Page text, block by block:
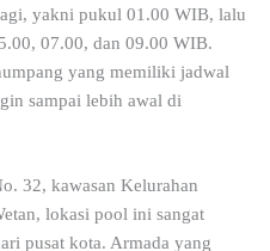
yakni pukul 01.00 WIB, lalu
07.00, dan 09.00 WIB.
yang memiliki jadwal
sampai lebih awal di
32, kawasan Kelurahan
lokasi pool ini sangat
pusat kota. Armada yang